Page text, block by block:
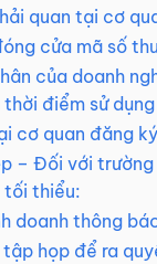
quan tại cơ
cửa mã số
của doanh
điểm sử
cơ quan đăng
– Đối với
tối thiểu:
doanh thông
họp để ra